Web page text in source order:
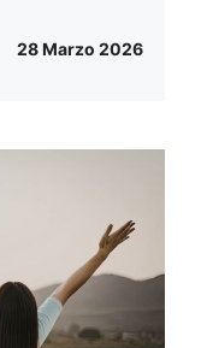
28 Marzo 2026